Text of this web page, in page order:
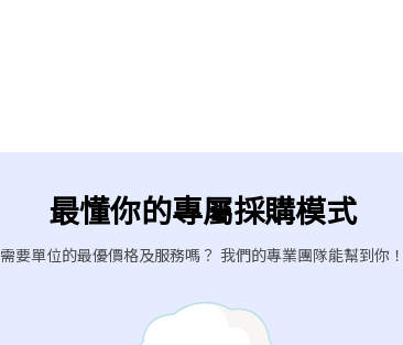
最懂你的專屬採購模式
需要單位的最優價格及服務嗎？ 我們的專業團隊能幫到你！